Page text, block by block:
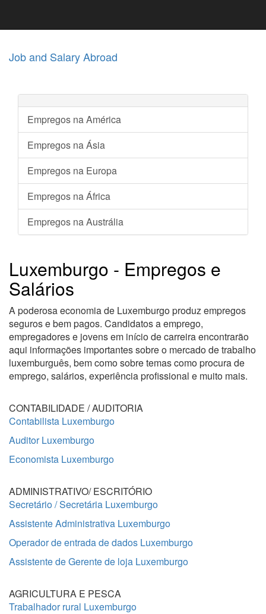
Job and Salary Abroad
Empregos na América
Empregos na Ásia
Empregos na Europa
Empregos na África
Empregos na Austrália
Luxemburgo - Empregos e
Salários
A poderosa economia de Luxemburgo produz empregos
seguros e bem pagos. Candidatos a emprego,
empregadores e jovens em início de carreira encontrarão
aqui informações importantes sobre o mercado de trabalho
luxemburguês, bem como sobre temas como procura de
emprego, salários, experiência profissional e muito mais.
CONTABILIDADE / AUDITORIA
Contabilista Luxemburgo
Auditor Luxemburgo
Economista Luxemburgo
ADMINISTRATIVO/ ESCRITÓRIO
Secretário / Secretária Luxemburgo
Assistente Administrativa Luxemburgo
Operador de entrada de dados Luxemburgo
Assistente de Gerente de loja Luxemburgo
AGRICULTURA E PESCA
Trabalhador rural Luxemburgo